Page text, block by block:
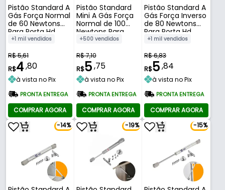
Pistão Standard A
Gás Força Normal
de 60 Newtons
Para Porta Hd
+1 mil vendidos
R$ 5,61
R$4,80
à vista no Pix
PRONTA ENTREGA
COMPRAR AGORA
Pistão Standard
Mini A Gás Força
Normal de 100
Newtons Para
Porta Dmt
+500 vendidos
R$ 7,10
R$5,75
à vista no Pix
PRONTA ENTREGA
COMPRAR AGORA
Pistão Standard A
Gás Força Inverso
de 80 Newtons
Para Porta Hd
+1 mil vendidos
R$ 6,83
R$5,84
à vista no Pix
PRONTA ENTREGA
COMPRAR AGORA
-14%
-19% -15%